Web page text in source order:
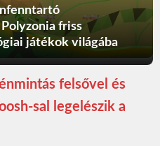
friss
játékok világába
felsővel és
sal legelészik a